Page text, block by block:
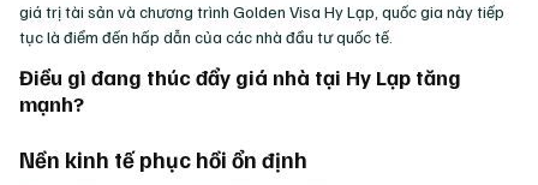
giá trị tài sản và chương trình Golden Visa Hy Lạp, quốc gia này tiếp
tục là điểm đến hấp dẫn của các nhà đầu tư quốc tế.
Điều gì đang thúc đẩy giá nhà tại Hy Lạp tăng
mạnh?
Nền kinh tế phục hồi ổn định